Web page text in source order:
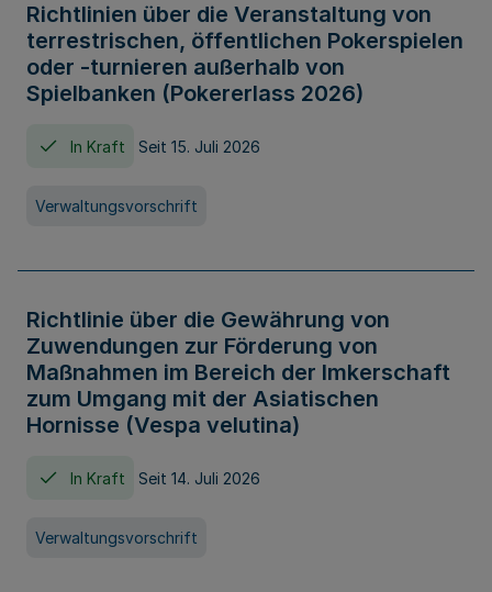
Richtlinien über die Veranstaltung von
terrestrischen, öffentlichen Pokerspielen
oder -turnieren außerhalb von
Spielbanken (Pokererlass 2026)
In Kraft Seit 15. Juli 2026
Verwaltungsvorschrift
Richtlinie über die Gewährung von
Zuwendungen zur Förderung von
Maßnahmen im Bereich der Imkerschaft
zum Umgang mit der Asiatischen
Hornisse (Vespa velutina)
In Kraft Seit 14. Juli 2026
Verwaltungsvorschrift